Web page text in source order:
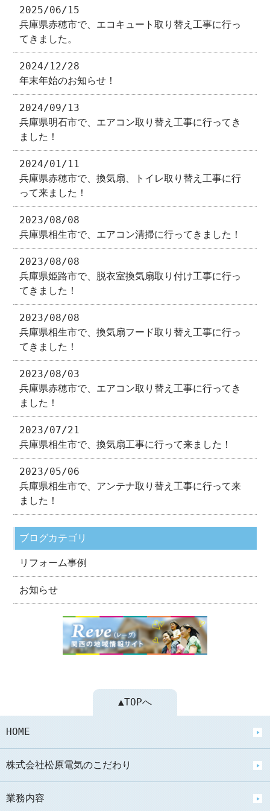
2025/06/15
兵庫県赤穂市で、エコキュート取り替え工事に行っ
てきました。
2024/12/28
年末年始のお知らせ！
2024/09/13
兵庫県明石市で、エアコン取り替え工事に行ってき
ました！
2024/01/11
兵庫県赤穂市で、換気扇、トイレ取り替え工事に行
って来ました！
2023/08/08
兵庫県相生市で、エアコン清掃に行ってきました！
2023/08/08
兵庫県姫路市で、脱衣室換気扇取り付け工事に行っ
てきました！
2023/08/08
兵庫県相生市で、換気扇フード取り替え工事に行っ
てきました！
2023/08/03
兵庫県赤穂市で、エアコン取り替え工事に行ってき
ました！
2023/07/21
兵庫県相生市で、換気扇工事に行って来ました！
2023/05/06
兵庫県相生市で、アンテナ取り替え工事に行って来
ました！
ブログカテゴリ
リフォーム事例
お知らせ
▲TOPへ
HOME
株式会社松原電気のこだわり
業務内容